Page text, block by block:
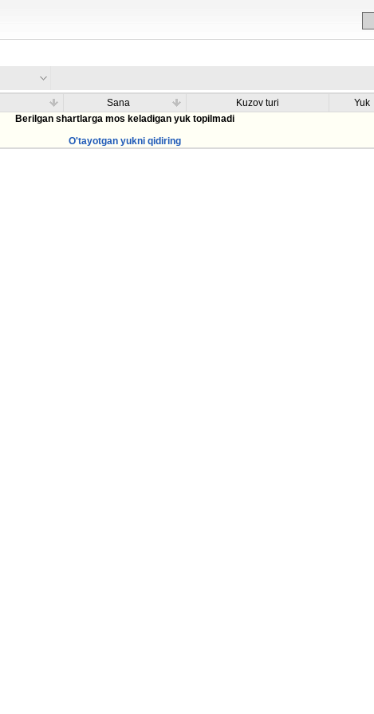
Sana Kuzov turi Yuk
Berilgan shartlarga mos keladigan yuk topilmadi
O'tayotgan yukni qidiring